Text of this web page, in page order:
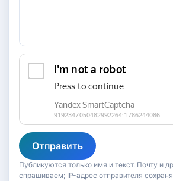
Отправить
Публикуются только имя и текст. Почту и
спрашиваем; IP-адрес отправителя